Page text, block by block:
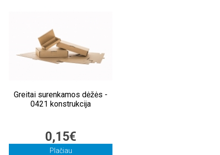
Greitai surenkamos dėžės -
0421 konstrukcija
0,15€
Plačiau